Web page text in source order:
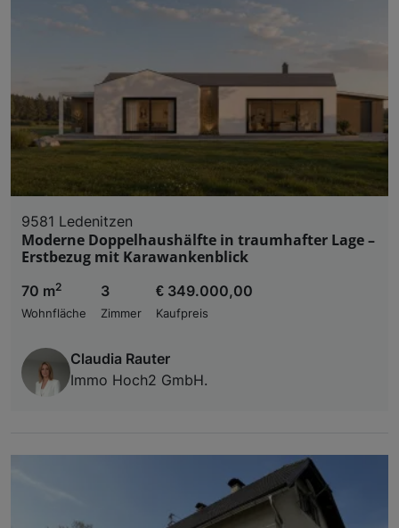
9581 Ledenitzen
Moderne Doppelhaushälfte in traumhafter Lage –
Erstbezug mit Karawankenblick
70 m2
Wohnfläche
3
Zimmer
€ 349.000,00
Kaufpreis
Claudia Rauter
Immo Hoch2 GmbH.